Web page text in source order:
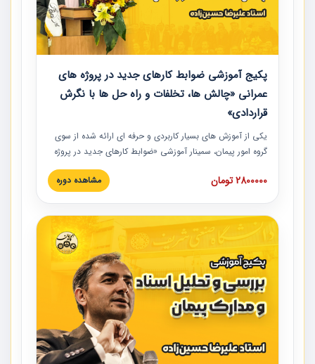
پکیج آموزشی ضوابط کارهای جدید در پروژه های
عمرانی «چالش ها، تخلفات و راه حل ها با نگرش
قراردادی»
یکی از آموزش‏‏‏‏‏‏ های بسیار کاربردی و حرفه‏ ای ارائه شده از سوی
گروه امور پیمان، سمینار آموزشی «ضوابط کارهای جدید در پروژه
های عمرانی» چالش ها، تخلفات و راه حل ها با نگرش قراردادی
است که در محل سندیکای شرکت های ساختمانی کشور ارائه شد.
مدارک پیمان به همراه تجربیات عملی ارائه شده است.
2800000 تومان مشاهده دوره